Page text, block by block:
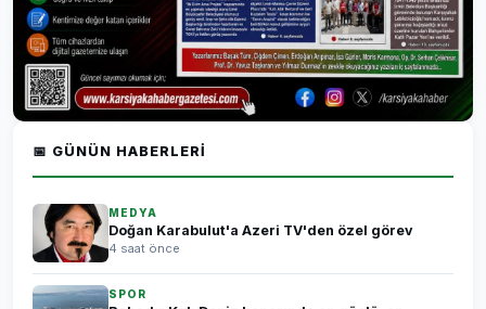
📅 GÜNÜN HABERLERI
MEDYA
Doğan Karabulut'a Azeri TV'den özel görev
4 saat önce
SPOR